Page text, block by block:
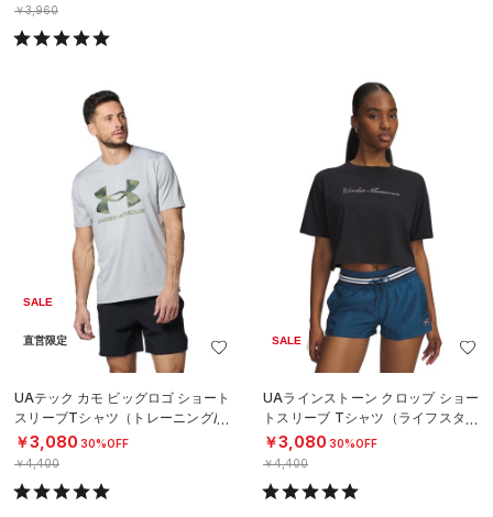
￥3,960
SALE
直営限定
UAテック カモ ビッグロゴ ショート
スリーブTシャツ（トレーニング/M
EN）
￥3,080 30%OFF
￥4,400
SALE
UAラインストーン クロップ ショー
トスリーブ Tシャツ（ライフスタイ
ル/WOMEN）
￥3,080 30%OFF
￥4,400